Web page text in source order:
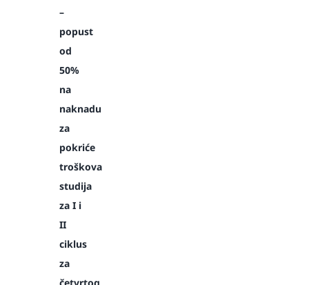
–
popust
od
50%
na
naknadu
za
pokriće
troškova
studija
za I i
II
ciklus
za
četvrtog